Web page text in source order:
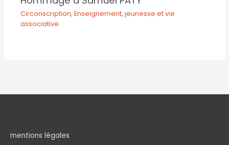
Circonscription,Enseignement, jeunesse et vie
associative
mentions légales